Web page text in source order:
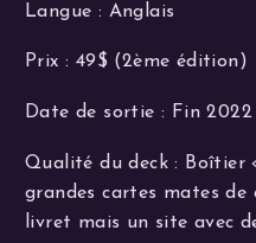
Langue : Anglais
Prix : 49$ (2ème édition)
Date de sortie : Fin
Qualité du deck : Boîtier
grandes cartes mates
livret mais un site avec